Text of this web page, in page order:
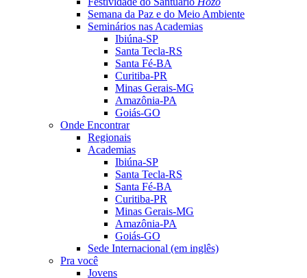
Semana da Paz e do Meio Ambiente
Seminários nas Academias
Ibiúna-SP
Santa Tecla-RS
Santa Fé-BA
Curitiba-PR
Minas Gerais-MG
Amazônia-PA
Goiás-GO
Onde Encontrar
Regionais
Academias
Ibiúna-SP
Santa Tecla-RS
Santa Fé-BA
Curitiba-PR
Minas Gerais-MG
Amazônia-PA
Goiás-GO
Sede Internacional (em inglês)
Pra você
Jovens